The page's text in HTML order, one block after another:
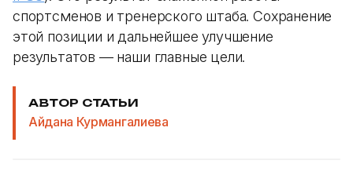
спортсменов и тренерского штаба. Сохранение
этой позиции и дальнейшее улучшение
результатов — наши главные цели.
АВТОР СТАТЬИ
Айдана Курмангалиева